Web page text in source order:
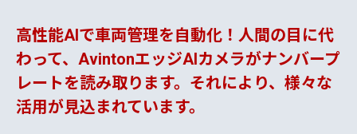
高性能AIで車両管理を自動化！人間の目に代
わって、AvintonエッジAIカメラがナンバープ
レートを読み取ります。それにより、様々な
活用が見込まれています。